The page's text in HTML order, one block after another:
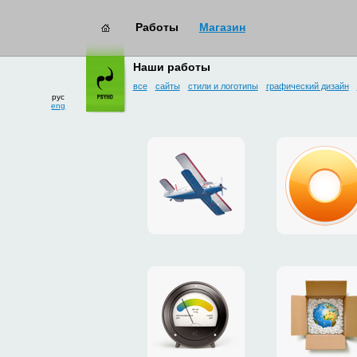
Работы Магазин
рус
eng
Наши работы
все сайты стили и логотипы графический дизайн
сайт
для
дропзоны
дизайн
плагина
g.ua
для
Chrome
промо-
сайт
утеплителя
система